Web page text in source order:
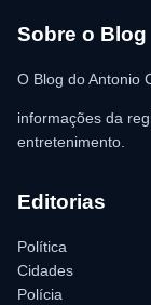
para as
Sobre o Blog
O Blog do Antonio
informações da
entretenimento.
Editorias
Política
Cidades
Polícia